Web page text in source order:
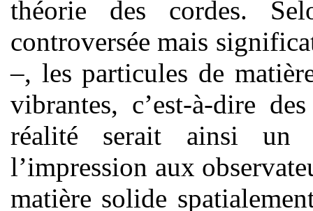
théorie des cordes.
controversée mais
–, les particules de
vibrantes, c’est-à-dire
réalité serait ainsi un
l’impression aux
matière solide